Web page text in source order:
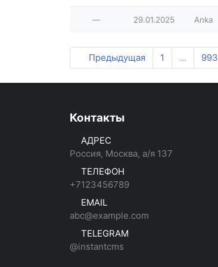
— 29.01.2025 Anka
Предыдущая 1 ... 993
Контакты
АДРЕС
Россия, Москва, а/я 137
ТЕЛЕФОН
+7123456789
EMAIL
abc@example.com
TELEGRAM
@instantcms